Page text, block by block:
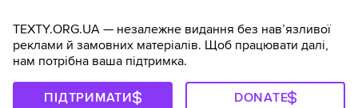
TEXTY.ORG.UA — незалежне видання без навʼязливої
реклами й замовних матеріалів. Щоб працювати далі,
нам потрібна ваша підтримка.
ПІДТРИМАТИ DONATE